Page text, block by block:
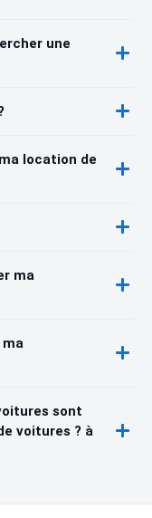
une
location de
ma
ma
sont
voitures ? à